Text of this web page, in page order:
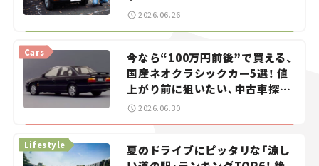
2026.06.26
今なら“100万円前後”で買える、
国産ネオクラシックカー5選！ 値
上がり前に狙いたい、中古車探し
をお手伝い――ちょっとイケてるマ
Cars
2026.06.30
夏のドライブにピッタリな「涼し
Lifestyle